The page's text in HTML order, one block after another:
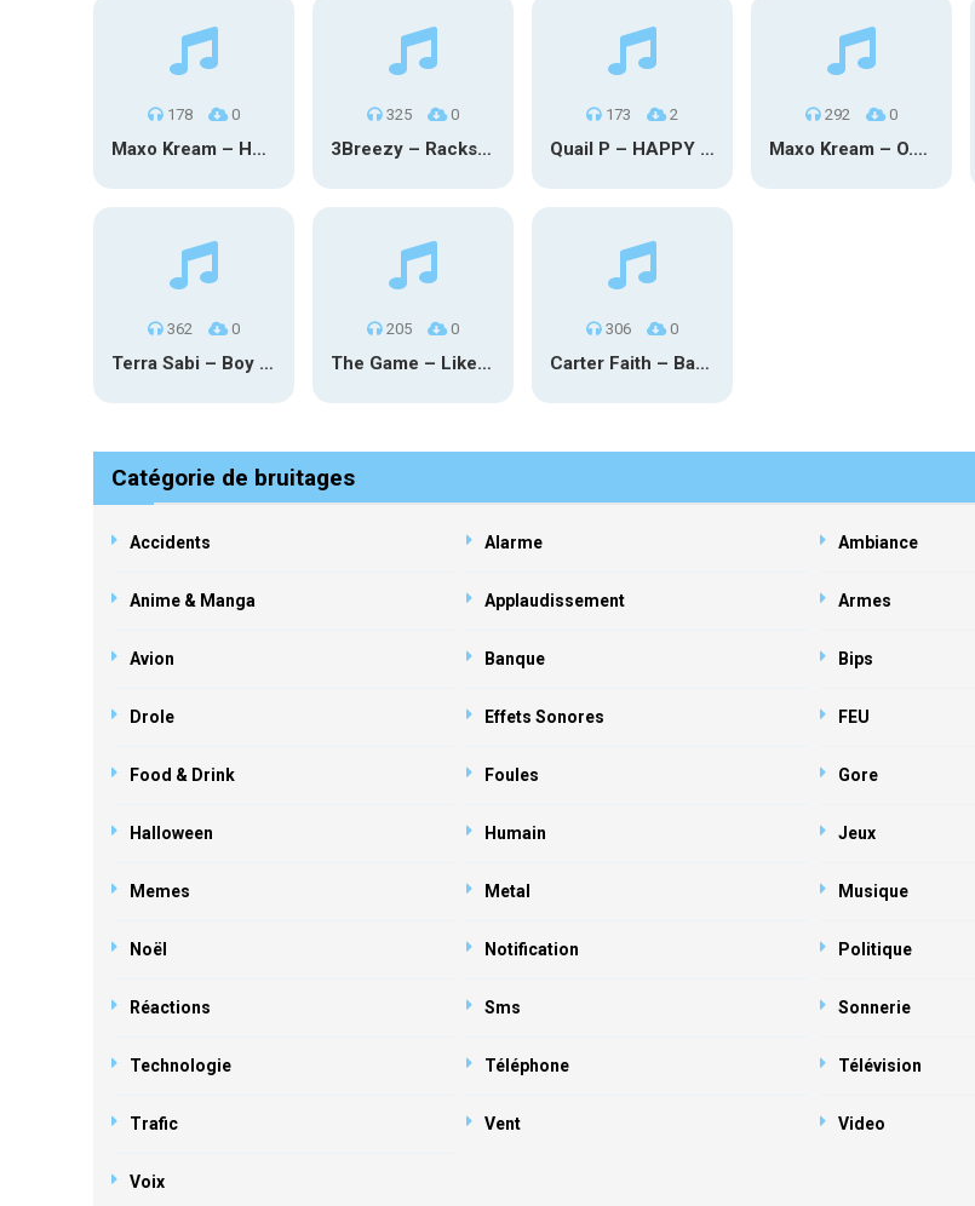
178 0
Maxo Kream – HOW TF I’M LUCKY
325 0
3Breezy – Racks On You
173 2
Quail P – HAPPY TEARS
292 0
Maxo Kream – O.Y.N
362 0
Terra Sabi – Boy Game X Marcia Cruz
205 0
The Game – Like Father Like Daughter
306 0
Carter Faith – Bar Star Vevo
Catégorie de bruitages
Accidents Alarme Ambiance
Anime & Manga Applaudissement Armes
Avion Banque Bips
Drole Effets Sonores FEU
Food & Drink Foules Gore
Halloween Humain Jeux
Memes Metal Musique
Noël Notification Politique
Réactions Sms Sonnerie
Technologie Téléphone Télévision
Trafic Vent Video
Voix